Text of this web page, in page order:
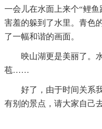
一会儿在水面上来个“鲤鱼
害羞的躲到了水里。青色
了一幅和谐的画面。
映山湖更是美丽了。
苞……
好了，由于时间关系
有别的景点，请大家自己